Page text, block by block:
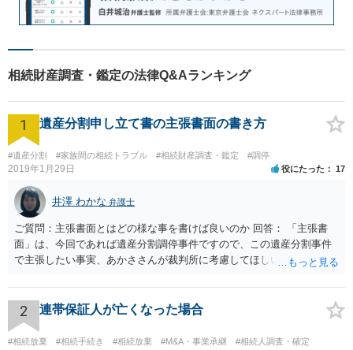
相続財産調査・鑑定の法律Q&Aランキング
1 遺産分割申し立て書の主張書面の書き方
#遺産分割 #家族間の相続トラブル #相続財産調査・鑑定 #調停
2019年1月29日 役にたった 17
井澤 わかな 弁護士
ご質問：主張書面とはどの様な事を書けば良いのか 回答： 「主張書
面」は、今回であれば遺産分割調停事件ですので、この遺産分割事件
で主張したい事実、あかささんが裁判所に考慮してほしいと思う、亡
ります。 もし、主張したい事実や考慮してほしい事情に関連して
資料を持っているようであれば、主張書面とは別で提出できます。も
し、お姉さんに見られたくないような資料がある場合、「非開示の希
望に関する申出書」と共に提出することも考えられます。 ご質問：書
2 連帯保証人が亡くなった場合
#相続放棄 #相続手続き #相続放棄 #M&A・事業承継
#相続人調査・確定